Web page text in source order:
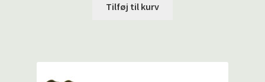
Tilføj til kurv